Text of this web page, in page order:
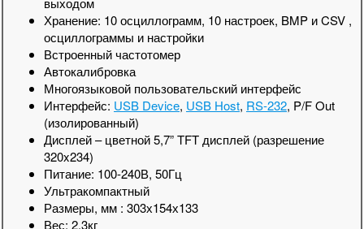
Хранение: 10 осциллограмм, 10 настроек, BMP и CSV ,
осциллограммы и настройки
Встроенный частотомер
Автокалибровка
Многоязыковой пользовательский интерфейс
Интерфейс: USB Device, USB Host, RS-232, P/F Out
(изолированный)
Дисплей – цветной 5,7” TFT дисплей (разрешение
320x234)
Питание: 100-240В, 50Гц
Ультракомпактный
Размеры, мм : 303х154х133
Вес: 2,3кг